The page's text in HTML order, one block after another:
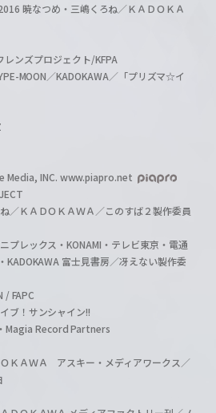
暁なつめ・三嶋くろね／ＫＡＤＯＫＡ
ンズプロジェクト/KFPA
MOON／KADOKAWA／「プリズマ☆イ
INC. www.piapro.net
／ＫＡＤＯＫＡＷＡ／このすば２製作委員
プレックス・KONAMI・テレビ東京・電通
富士見書房／冴えない製作委
/ FAPC
ブ！サンシャイン!!
Record Partners
ＫＡＷＡ アスキー・メディアワークス／